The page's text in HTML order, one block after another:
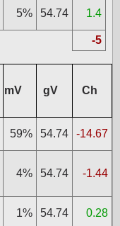
5% 54.74 1.4
-5
mV gV Ch
59% 54.74 -14.67
4% 54.74 -1.44
1% 54.74 0.28